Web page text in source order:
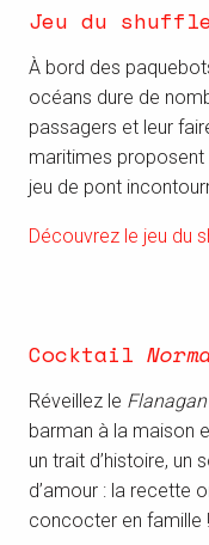
Jeu du
À bord des
océans dure de
passagers et leur
maritimes proposent
jeu de pont
Découvrez le jeu du
Cocktail
Réveillez le Flanagan
barman à la maison
un trait d’histoire,
d’amour : la recette
concocter en famille !